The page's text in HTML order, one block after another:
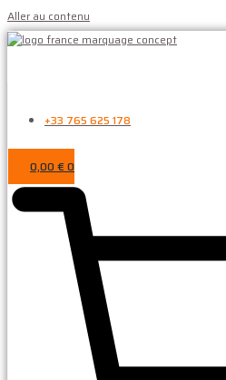
Aller au contenu
+33 765 625 178
0,00 €0